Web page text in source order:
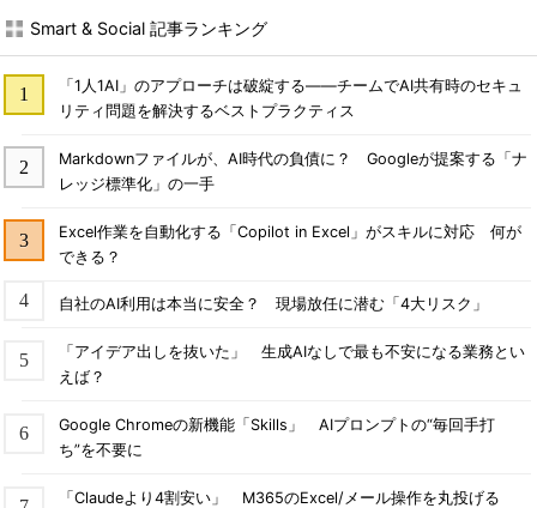
Smart & Social 記事ランキング
「1人1AI」のアプローチは破綻する――チームでAI共有時のセキュ
リティ問題を解決するベストプラクティス
Markdownファイルが、AI時代の負債に？ Googleが提案する「ナ
レッジ標準化」の一手
Excel作業を自動化する「Copilot in Excel」がスキルに対応 何が
できる？
自社のAI利用は本当に安全？ 現場放任に潜む「4大リスク」
「アイデア出しを抜いた」 生成AIなしで最も不安になる業務とい
えば？
Google Chromeの新機能「Skills」 AIプロンプトの“毎回手打
ち”を不要に
「Claudeより4割安い」 M365のExcel/メール操作を丸投げる